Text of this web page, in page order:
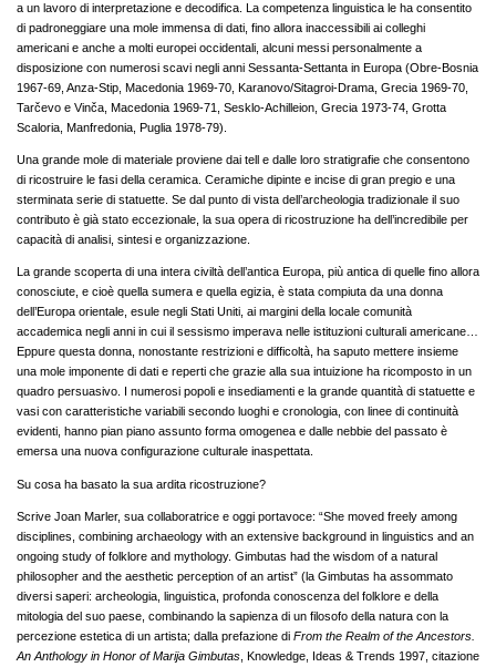
a un lavoro di interpretazione e decodifica. La competenza linguistica le ha consentito
di padroneggiare una mole immensa di dati, fino allora inaccessibili ai colleghi
americani e anche a molti europei occidentali, alcuni messi personalmente a
disposizione con numerosi scavi negli anni Sessanta-Settanta in Europa (Obre-Bosnia
1967-69, Anza-Stip, Macedonia 1969-70, Karanovo/Sitagroi-Drama, Grecia 1969-70,
Tarčevo e Vinča, Macedonia 1969-71, Sesklo-Achilleion, Grecia 1973-74, Grotta
Scaloria, Manfredonia, Puglia 1978-79).
Una grande mole di materiale proviene dai tell e dalle loro stratigrafie che consentono
di ricostruire le fasi della ceramica. Ceramiche dipinte e incise di gran pregio e una
sterminata serie di statuette. Se dal punto di vista dell’archeologia tradizionale il suo
contributo è già stato eccezionale, la sua opera di ricostruzione ha dell’incredibile per
capacità di analisi, sintesi e organizzazione.
La grande scoperta di una intera civiltà dell’antica Europa, più antica di quelle fino allora
conosciute, e cioè quella sumera e quella egizia, è stata compiuta da una donna
dell’Europa orientale, esule negli Stati Uniti, ai margini della locale comunità
accademica negli anni in cui il sessismo imperava nelle istituzioni culturali americane…
Eppure questa donna, nonostante restrizioni e difficoltà, ha saputo mettere insieme
una mole imponente di dati e reperti che grazie alla sua intuizione ha ricomposto in un
quadro persuasivo. I numerosi popoli e insediamenti e la grande quantità di statuette e
vasi con caratteristiche variabili secondo luoghi e cronologia, con linee di continuità
evidenti, hanno pian piano assunto forma omogenea e dalle nebbie del passato è
emersa una nuova configurazione culturale inaspettata.
Su cosa ha basato la sua ardita ricostruzione?
Scrive Joan Marler, sua collaboratrice e oggi portavoce: “She moved freely among
disciplines, combining archaeology with an extensive background in linguistics and an
ongoing study of folklore and mythology. Gimbutas had the wisdom of a natural
philosopher and the aesthetic perception of an artist” (la Gimbutas ha assommato
diversi saperi: archeologia, linguistica, profonda conoscenza del folklore e della
mitologia del suo paese, combinando la sapienza di un filosofo della natura con la
percezione estetica di un artista; dalla prefazione di From the Realm of the Ancestors.
An Anthology in Honor of Marija Gimbutas , Knowledge, Ideas & Trends 1997, citazione